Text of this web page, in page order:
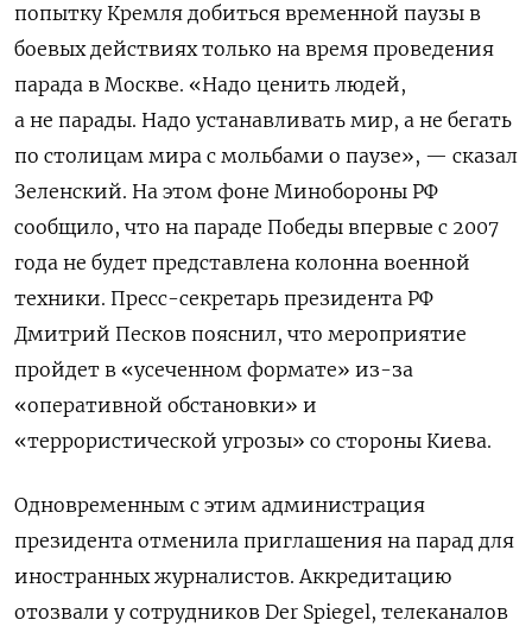
попытку Кремля добиться временной паузы в
боевых действиях только на время проведения
парада в Москве. «Надо ценить людей,
а не парады. Надо устанавливать мир, а не бегать
по столицам мира с мольбами о паузе», — сказал
Зеленский. На этом фоне Минобороны РФ
сообщило, что на параде Победы впервые с 2007
года не будет представлена колонна военной
техники. Пресс-секретарь президента РФ
Дмитрий Песков пояснил, что мероприятие
пройдет в «усеченном формате» из-за
«оперативной обстановки» и
«террористической угрозы» со стороны Киева.
Одновременным с этим администрация
президента отменила приглашения на парад для
иностранных журналистов. Аккредитацию
отозвали у сотрудников Der Spiegel, телеканалов